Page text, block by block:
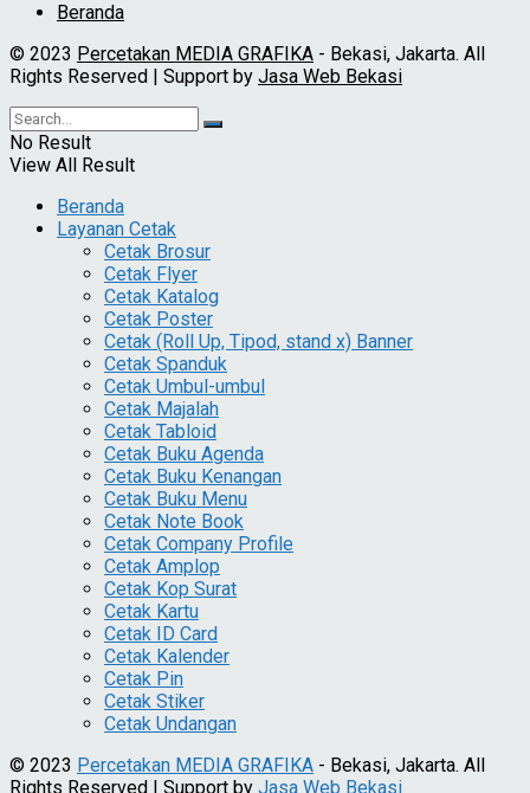
Beranda
© 2023 Percetakan MEDIA GRAFIKA - Bekasi, Jakarta. All
Rights Reserved | Support by Jasa Web Bekasi
No Result
View All Result
Beranda
Layanan Cetak
Cetak Brosur
Cetak Flyer
Cetak Katalog
Cetak Poster
Cetak (Roll Up, Tipod, stand x) Banner
Cetak Spanduk
Cetak Umbul-umbul
Cetak Majalah
Cetak Tabloid
Cetak Buku Agenda
Cetak Buku Kenangan
Cetak Buku Menu
Cetak Note Book
Cetak Company Profile
Cetak Amplop
Cetak Kop Surat
Cetak Kartu
Cetak ID Card
Cetak Kalender
Cetak Pin
Cetak Stiker
Cetak Undangan
© 2023 Percetakan MEDIA GRAFIKA - Bekasi, Jakarta. All
Rights Reserved | Support by Jasa Web Bekasi